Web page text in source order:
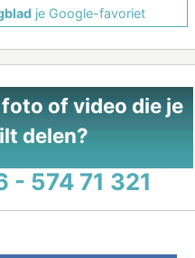
je Google-favoriet
of video die je
delen?
- 574 71 321